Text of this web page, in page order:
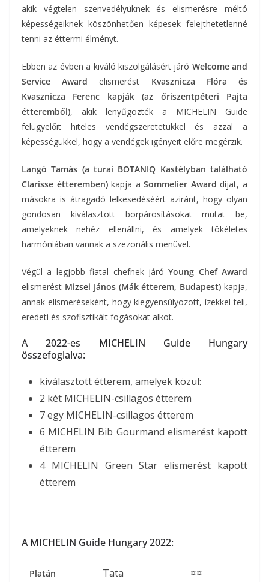
akik végtelen szenvedélyüknek és elismerésre méltó
képességeiknek köszönhetően képesek felejthetetlenné
tenni az éttermi élményt.
Ebben az évben a kiváló kiszolgálásért járó Welcome and
Service Award elismerést Kvasznicza Flóra és
Kvasznicza Ferenc kapják (az őriszentpéteri Pajta
étteremből), akik lenyűgözték a MICHELIN Guide
felügyelőit hiteles vendégszeretetükkel és azzal a
képességükkel, hogy a vendégek igényeit előre megérzik.
Langó Tamás (a turai BOTANIQ Kastélyban található
Clarisse étteremben)kapja aSommelier Award díjat, a
másokra is átragadó lelkesedéséért aziránt, hogy olyan
gondosan kiválasztott borpárosításokat mutat be,
amelyeknek nehéz ellenállni, és amelyek tökéletes
harmóniában vannak a szezonális menüvel.
Végül a legjobb fiatal chefnek járóYoung Chef Award
elismerést Mizsei János (Mák étterem, Budapest)kapja,
annak elismeréseként, hogy kiegyensúlyozott, ízekkel teli,
eredeti és szofisztikált fogásokat alkot.
A 2022-es MICHELIN Guide Hungary
összefoglalva:
kiválasztott étterem, amelyek közül:
2 két MICHELIN-csillagos étterem
7 egy MICHELIN-csillagos étterem
6 MICHELIN Bib Gourmand elismerést kapott
étterem
4 MICHELIN Green Star elismerést kapott
étterem
A MICHELIN Guide Hungary 2022:
Platán
Tata ¤¤